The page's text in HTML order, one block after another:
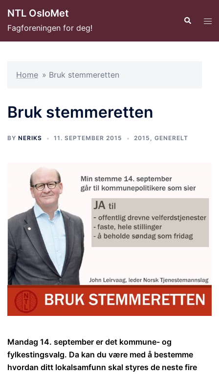
innhold
NTL OsloMet
Fagforeningen for deg!
Search
Home » Bruk stemmeretten
Bruk stemmeretten
BY NERIKS 11. SEPTEMBER 2015 2015 , GENERELT
Mandag 14. september er det kommune- og
fylkestingsvalg. Da kan du være med å bestemme
hvordan ditt lokalsamfunn skal styres de neste fire